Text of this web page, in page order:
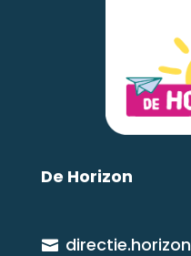
De Horizon
 directie.horizon